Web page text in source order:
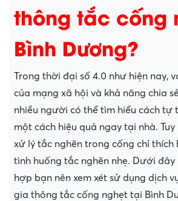
thông tắc cống
Bình Dương?
Trong thời đại số 4.0 như hiện nay,
của mạng xã hội và khả năng chia
nhiều người có thể tìm hiểu cách tự
một cách hiệu quả ngay tại nhà.
xử lý tắc nghẽn trong cống chỉ thích
tình huống tắc nghẽn nhẹ. Dưới
hợp bạn nên xem xét sử dụng dịch
gia thông tắc cống nghẹt tại Bình